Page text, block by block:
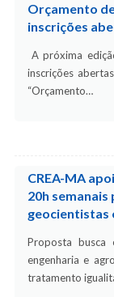
Orçamento
inscrições
A próxima
inscrições
“Orçamento…
CREA-MA
20h
geocientistas
Proposta busca
engenharia e
tratamento